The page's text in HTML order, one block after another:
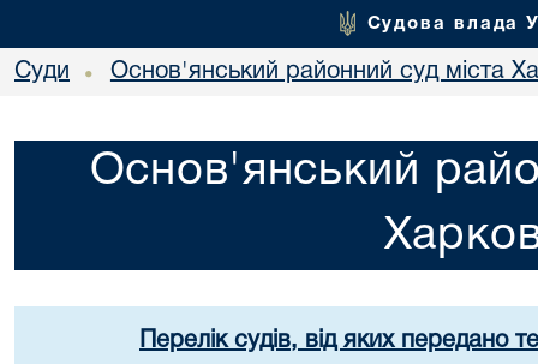
Судова влада
Суди • Основ'янський районний суд міста
Основ'янський
Перелік судів, від яких передано